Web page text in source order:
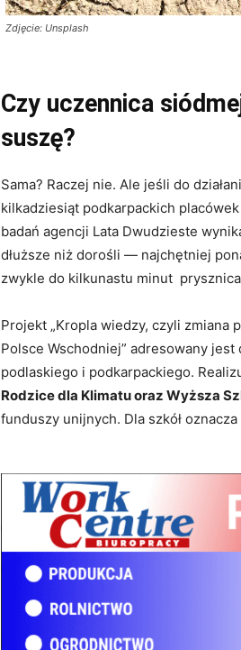
Zdjęcie: Unsplash
Czy uczennica
suszę?
Sama? Raczej nie. Ale jeśli do
kilkadziesiąt podkarpackich
badań agencji Lata Dwudzieste
dłuższe niż dorośli — najchętniej
zwykle do kilkunastu minut
Projekt „Kropla wiedzy, czyli zmiana
Polsce Wschodniej” adresowany
podlaskiego i podkarpackiego.
Rodzice dla Klimatu oraz Wyższa
funduszy unijnych. Dla szkół